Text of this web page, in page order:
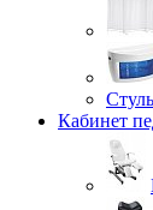
Кабинет